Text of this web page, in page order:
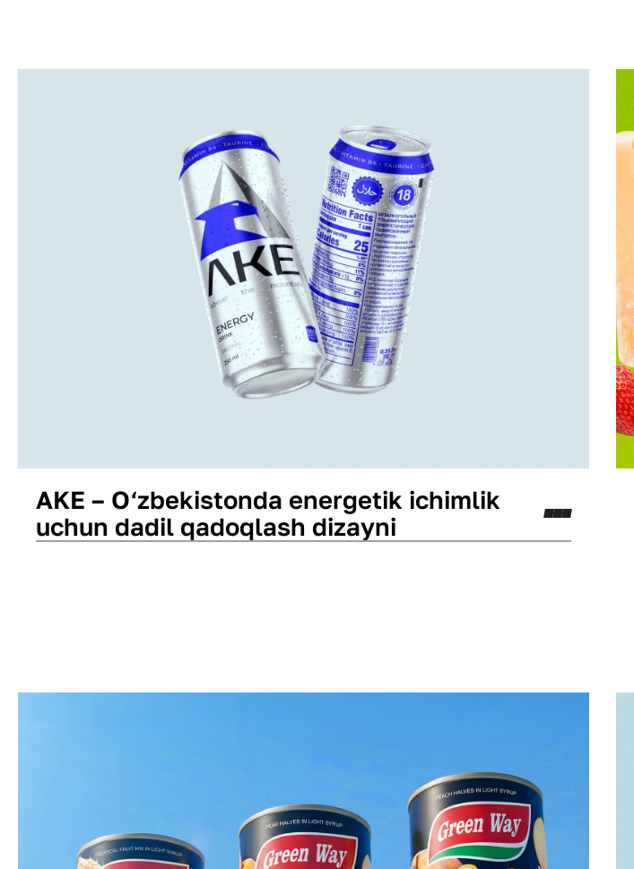
AKE – O‘zbekistonda energetik ichimlik
uchun dadil qadoqlash dizayni